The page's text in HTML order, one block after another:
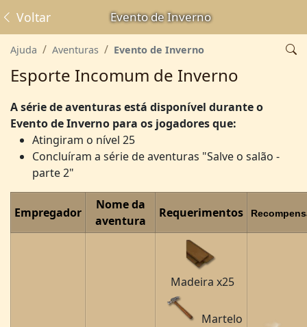
Evento de Inverno
Voltar
Ajuda Aventuras Evento de Inverno
Esporte Incomum de Inverno
A série de aventuras está disponível durante o
Evento de Inverno para os jogadores que:
Atingiram o nível 25
Concluíram a série de aventuras "Salve o salão -
parte 2"
Empregador
Nome da
aventura
Requerimentos
Madeira x25
Martelo